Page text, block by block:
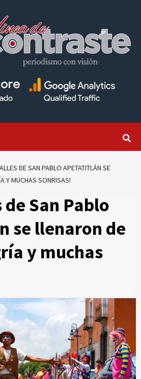
DE SAN PABLO APETATITLÁN SE
Y MUCHAS SONRISAS!
de San Pablo
se llenaron de
y muchas